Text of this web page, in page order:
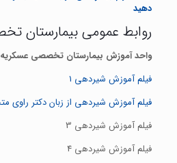
دهید
روابط عمومی بیمارستان
واحد آموزش بیمارستان تخصصی
فیلم آموزش شیردهی 1
فیلم آموزش شیردهی از زبان دکتر راوی
فیلم آموزش شیردهی 3
فیلم آموزش شیردهی 4